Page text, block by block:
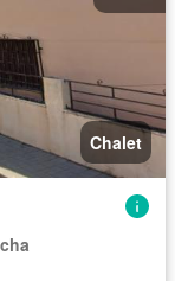
Chalet